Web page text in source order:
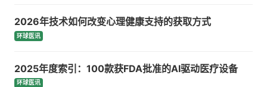
2026年技术如何改变心理健康支持的获取方式
环球医讯
2025年度索引：100款获FDA批准的AI驱动医疗设备
环球医讯